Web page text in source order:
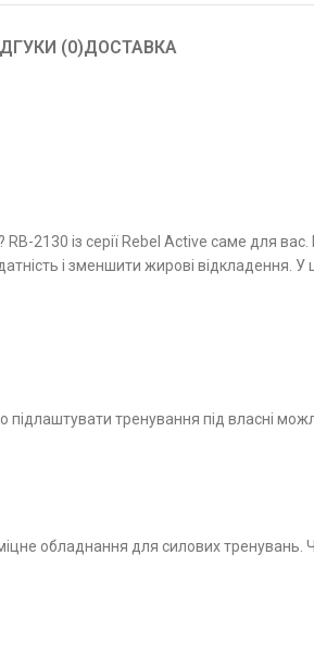
(0)ДОСТАВКА
2130 із серії Rebel Active саме для
і зменшити жирові відкладення. У
тренування під власні
обладнання для силових тренувань.